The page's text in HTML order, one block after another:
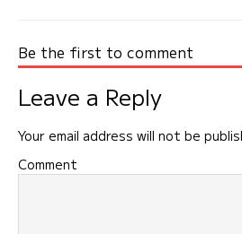
Be the first to comment
Leave a Reply
Your email address will not be
Comment